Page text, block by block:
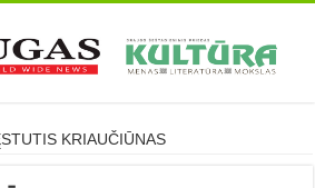
KRIAUČIŪNAS